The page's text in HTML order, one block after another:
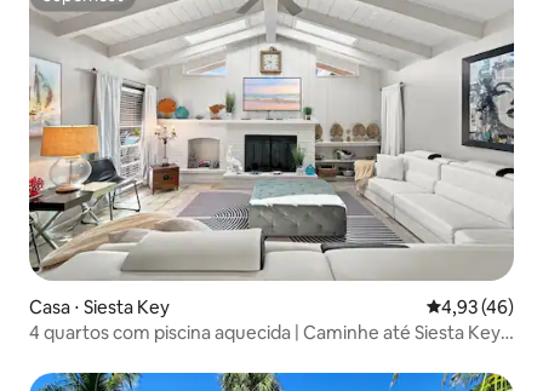
Superhost
Casa ⋅ Siesta Key 4,93 de uma
4,93 (46)
4 quartos com piscina aquecida | Caminhe até Siesta Key